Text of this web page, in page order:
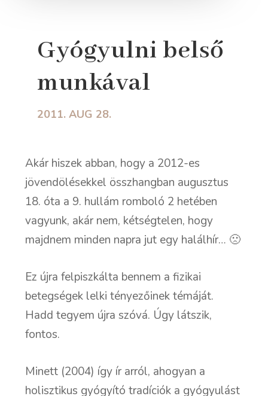
Gyógyulni belső
munkával
2011. AUG 28.
Akár hiszek abban, hogy a 2012-es
jövendölésekkel összhangban augusztus
18. óta a 9. hullám romboló 2 hetében
vagyunk, akár nem, kétségtelen, hogy
majdnem minden napra jut egy halálhír… 🙁
Ez újra felpiszkálta bennem a fizikai
betegségek lelki tényezőinek témáját.
Hadd tegyem újra szóvá. Úgy látszik,
fontos.
Minett (2004) így ír arról, ahogyan a
holisztikus gyógyító tradíciók a gyógyulást